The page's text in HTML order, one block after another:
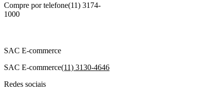
Compre por telefone(11) 3174-
1000
SAC E-commerce
SAC E-commerce(11) 3130-4646
Redes sociais